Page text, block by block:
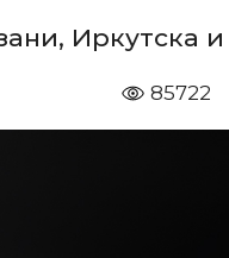
Иркутска
85722